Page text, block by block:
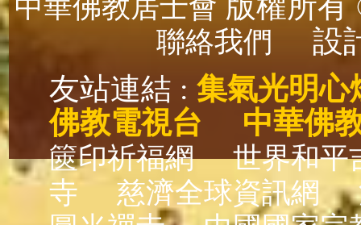
中華佛教居士會
聯絡我們
設
友站連結 : 集氣光明心
佛教電視台
中華佛
篋印祈福網
世界和平
寺
慈濟全球資訊網